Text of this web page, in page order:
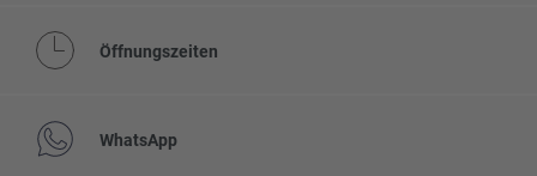
Öffnungszeiten
WhatsApp